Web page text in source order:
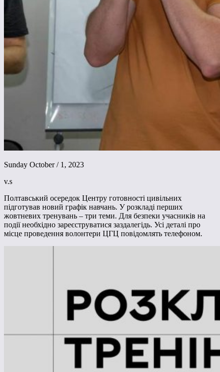
Sunday October / 1, 2023
v.s
Полтавський осередок Центру готовності цивільних
підготував новий графік навчань. У розкладі перших
жовтневих тренувань – три теми. Для безпеки учасників на
події необхідно зареєструватися заздалегідь. Усі деталі про
місце проведення волонтери ЦГЦ повідомлять телефоном.